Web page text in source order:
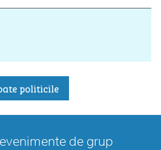
politicile
de grup